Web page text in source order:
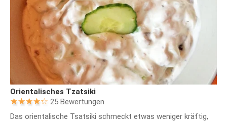
Orientalisches Tzatsiki
25 Bewertungen
Das orientalische Tsatsiki schmeckt etwas weniger kräftig,